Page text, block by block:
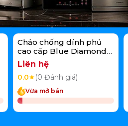
Chảo chống dính phủ
cao cấp Blue Diamond
Bond 20cm
Liên hệ
0.0 (0 Đánh giá)
Vừa mở bán